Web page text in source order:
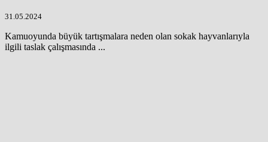
31.05.2024
Kamuoyunda büyük tartışmalara neden olan sokak hayvanlarıyla
ilgili taslak çalışmasında ...